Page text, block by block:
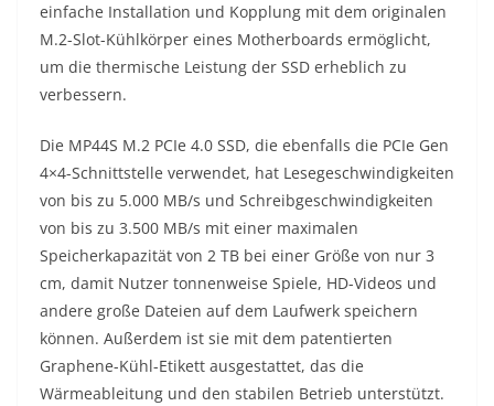
einfache Installation und Kopplung mit dem originalen
M.2-Slot-Kühlkörper eines Motherboards ermöglicht,
um die thermische Leistung der SSD erheblich zu
verbessern.
Die MP44S M.2 PCIe 4.0 SSD, die ebenfalls die PCIe Gen
4×4-Schnittstelle verwendet, hat Lesegeschwindigkeiten
von bis zu 5.000 MB/s und Schreibgeschwindigkeiten
von bis zu 3.500 MB/s mit einer maximalen
Speicherkapazität von 2 TB bei einer Größe von nur 3
cm, damit Nutzer tonnenweise Spiele, HD-Videos und
andere große Dateien auf dem Laufwerk speichern
können. Außerdem ist sie mit dem patentierten
Graphene-Kühl-Etikett ausgestattet, das die
Wärmeableitung und den stabilen Betrieb unterstützt.